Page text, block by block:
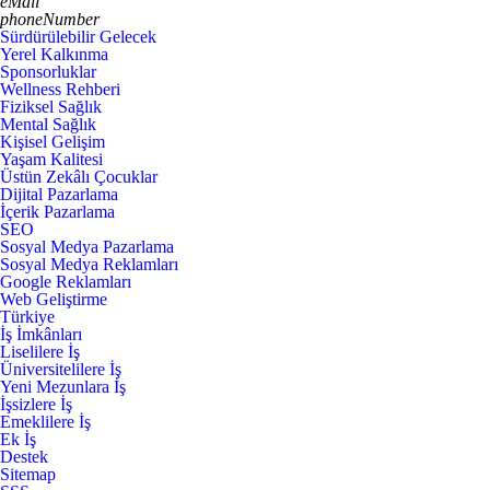
phoneNumber
Sürdürülebilir Gelecek
Yerel Kalkınma
Sponsorluklar
Wellness Rehberi
Fiziksel Sağlık
Mental Sağlık
Kişisel Gelişim
Yaşam Kalitesi
Üstün Zekâlı Çocuklar
Dijital Pazarlama
İçerik Pazarlama
SEO
Sosyal Medya Pazarlama
Sosyal Medya Reklamları
Google Reklamları
Web Geliştirme
Türkiye
İş İmkânları
Liselilere İş
Üniversitelilere İş
Yeni Mezunlara İş
İşsizlere İş
Emeklilere İş
Ek İş
Destek
Sitemap